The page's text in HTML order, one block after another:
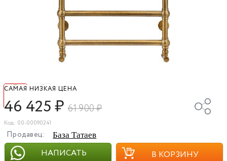
САМАЯ НИЗКАЯ ЦЕНА
46 425₽ 61 900₽
Код: 00-00090241
Продавец: База Татаев
НАПИСАТЬ В КОРЗИНУ